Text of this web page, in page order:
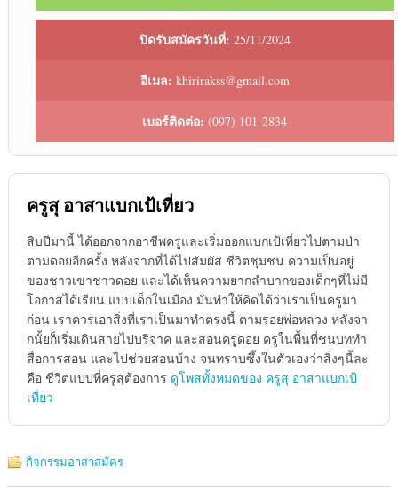
ปิดรับสมัครวันที่: 25/11/2024
อีเมล: khirirakss@gmail.com
เบอร์ติดต่อ: (097) 101-2834
ครูสุ อาสาแบกเป้เที่ยว
สิบปีมานี้ ได้ออกจากอาชีพครูและเริ่มออกแบกเป้เที่ยวไปตามป่า
ตามดอยอีกครั้ง หลังจากที่ได้ไปสัมผัส ชีวิตชุมชน ความเป็นอยู่
ของชาวเขาชาวดอย และได้เห็นความยากลำบากของเด็กๆที่ไม่มี
โอกาสได้เรียน แบบเด็กในเมือง มันทำให้คิดได้ว่าเราเป็นครูมา
ก่อน เราควรเอาสิ่งที่เราเป็นมาทำตรงนี้ ตามรอยพ่อหลวง หลังจา
กนั้ยก็เริ่มเดินสายไปบริจาค และสอนครูดอย ครูในพื้นที่ชนบททำ
สื่อการสอน และไปช่วยสอนบ้าง จนทราบซึ้งในตัวเองว่าสิ่งๆนี้ละ
คือ ชีวิตแบบที่ครูสุต้องการ ดูโพสทั้งหมดของ ครูสุ อาสาแบกเป้
เที่ยว
กิจกรรมอาสาสมัคร